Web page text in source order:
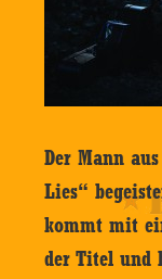
Der Mann
Lies“
kommt mit
der Titel und